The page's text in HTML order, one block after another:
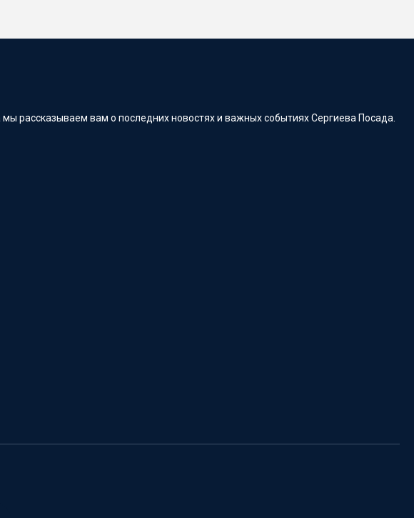
рассказываем вам о последних новостях и важных событиях Сергиева Посада.